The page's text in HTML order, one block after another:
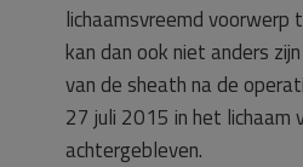
lichaamsvreemd
kan dan ook niet anders
van de sheath na de
27 juli 2015 in het lichaam
achtergebleven.